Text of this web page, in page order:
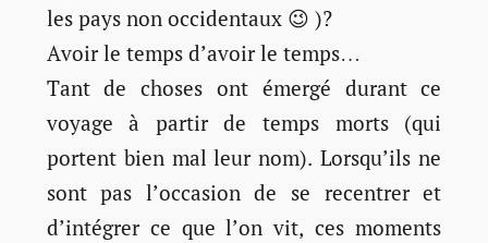
les pays non occidentaux 😉 )?
Avoir le temps d’avoir le temps…
Tant de choses ont émergé durant ce
voyage à partir de temps morts (qui
portent bien mal leur nom). Lorsqu’ils ne
sont pas l’occasion de se recentrer et
d’intégrer ce que l’on vit, ces moments